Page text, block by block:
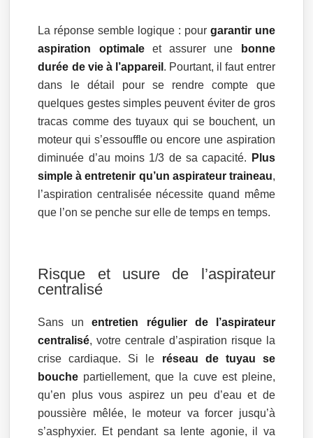
La réponse semble logique : pour garantir une
aspiration optimaleet assurer une
bonne
durée de vie à l’appareil . Pourtant, il faut entrer
dans le détail pour se rendre compte que
quelques gestes simples peuvent éviter de gros
tracas comme des tuyaux qui se bouchent, un
moteur qui s’essouffle ou encore une aspiration
diminuée d’au moins 1/3 de sa capacité.
Plus
simple à entretenir qu’un aspirateur traineau,
l’aspiration centralisée nécessite quand même
que l’on se penche sur elle de temps en temps.
Risque et usure de l’aspirateur
centralisé
Sans unentretien régulier de l’aspirateur
centralisé, votre centrale d’aspiration risque la
crise cardiaque. Si le réseau de tuyau se
bouche partiellement, que la cuve est pleine,
qu’en plus vous aspirez un peu d’eau et de
poussière mêlée, le moteur va forcer jusqu’à
s’asphyxier. Et pendant sa lente agonie, il va